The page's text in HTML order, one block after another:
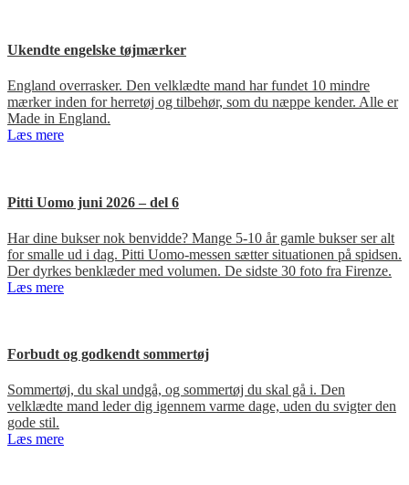
Ukendte engelske tøjmærker
England overrasker. Den velklædte mand har fundet 10 mindre
mærker inden for herretøj og tilbehør, som du næppe kender. Alle er
Made in England.
Læs mere
Pitti Uomo juni 2026 – del 6
Har dine bukser nok benvidde? Mange 5-10 år gamle bukser ser alt
for smalle ud i dag. Pitti Uomo-messen sætter situationen på spidsen.
Der dyrkes benklæder med volumen. De sidste 30 foto fra Firenze.
Læs mere
Forbudt og godkendt sommertøj
Sommertøj, du skal undgå, og sommertøj du skal gå i. Den
velklædte mand leder dig igennem varme dage, uden du svigter den
gode stil.
Læs mere